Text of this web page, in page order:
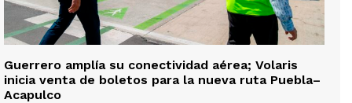
Guerrero amplía su conectividad aérea; Volaris
inicia venta de boletos para la nueva ruta Puebla–
Acapulco